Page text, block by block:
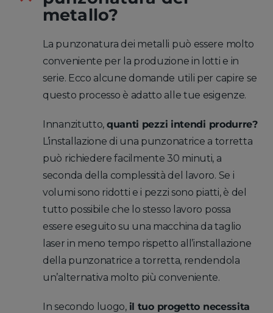
metallo?
La punzonatura dei metalli può essere molto
conveniente per la produzione in lotti e in
serie. Ecco alcune domande utili per capire se
questo processo è adatto alle tue esigenze.
Innanzitutto, quanti pezzi intendi produrre?
L’installazione di una punzonatrice a torretta
può richiedere facilmente 30 minuti, a
seconda della complessità del lavoro. Se i
volumi sono ridotti e i pezzi sono piatti, è del
tutto possibile che lo stesso lavoro possa
essere eseguito su una macchina da taglio
laser in meno tempo rispetto all’installazione
della punzonatrice a torretta, rendendola
un’alternativa molto più conveniente.
In secondo luogo, il tuo progetto necessita